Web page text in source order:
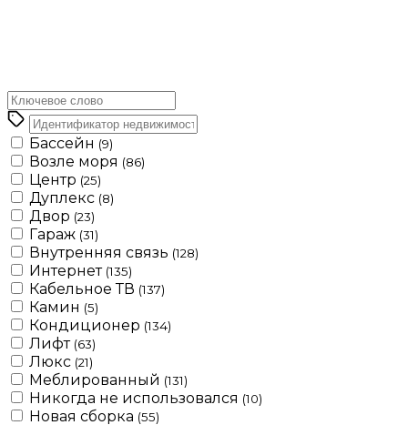
Бассейн (9)
Возле моря (86)
Центр (25)
Дуплекс (8)
Двор (23)
Гараж (31)
Внутренняя связь (128)
Интернет (135)
Кабельное ТВ (137)
Камин (5)
Кондиционер (134)
Лифт (63)
Люкс (21)
Меблированный (131)
Никогда не использовался (10)
Новая сборка (55)